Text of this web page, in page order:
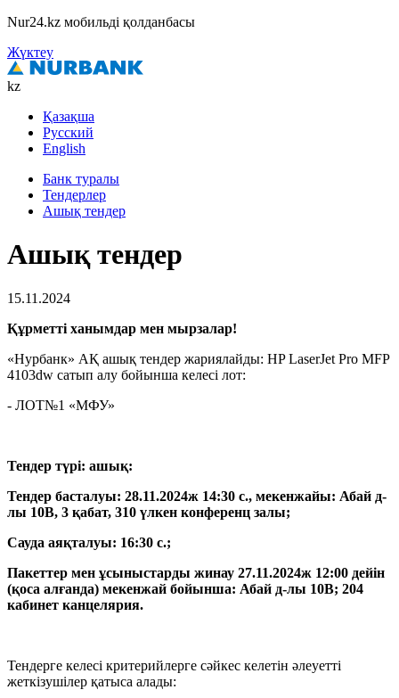
Nur24.kz мобильді қолданбасы
Жүктеу
kz
Қазақша
Русский
English
Банк туралы
Тендерлер
Ашық тендер
Ашық тендер
15.11.2024
Құрметті ханымдар мен мырзалар!
«Нурбанк» АҚ ашық тендер жариялайды: HP LaserJet Pro MFP
4103dw сатып алу бойынша келесі лот:
- ЛОТ№1 «МФУ»
Тендер түрі: ашық:
Тендер басталуы: 28.11.2024ж 14:30 с., мекенжайы: Абай д-
лы 10В, 3 қабат, 310 үлкен конференц залы;
Сауда аяқталуы: 16:30 с.;
Пакеттер мен ұсыныстарды жинау 27.11.2024ж 12:00 дейін
(қоса алғанда) мекенжай бойынша: Абай д-лы 10В; 204
кабинет канцелярия.
Тендерге келесі критерийлерге сәйкес келетін әлеуетті
жеткізушілер қатыса алады: